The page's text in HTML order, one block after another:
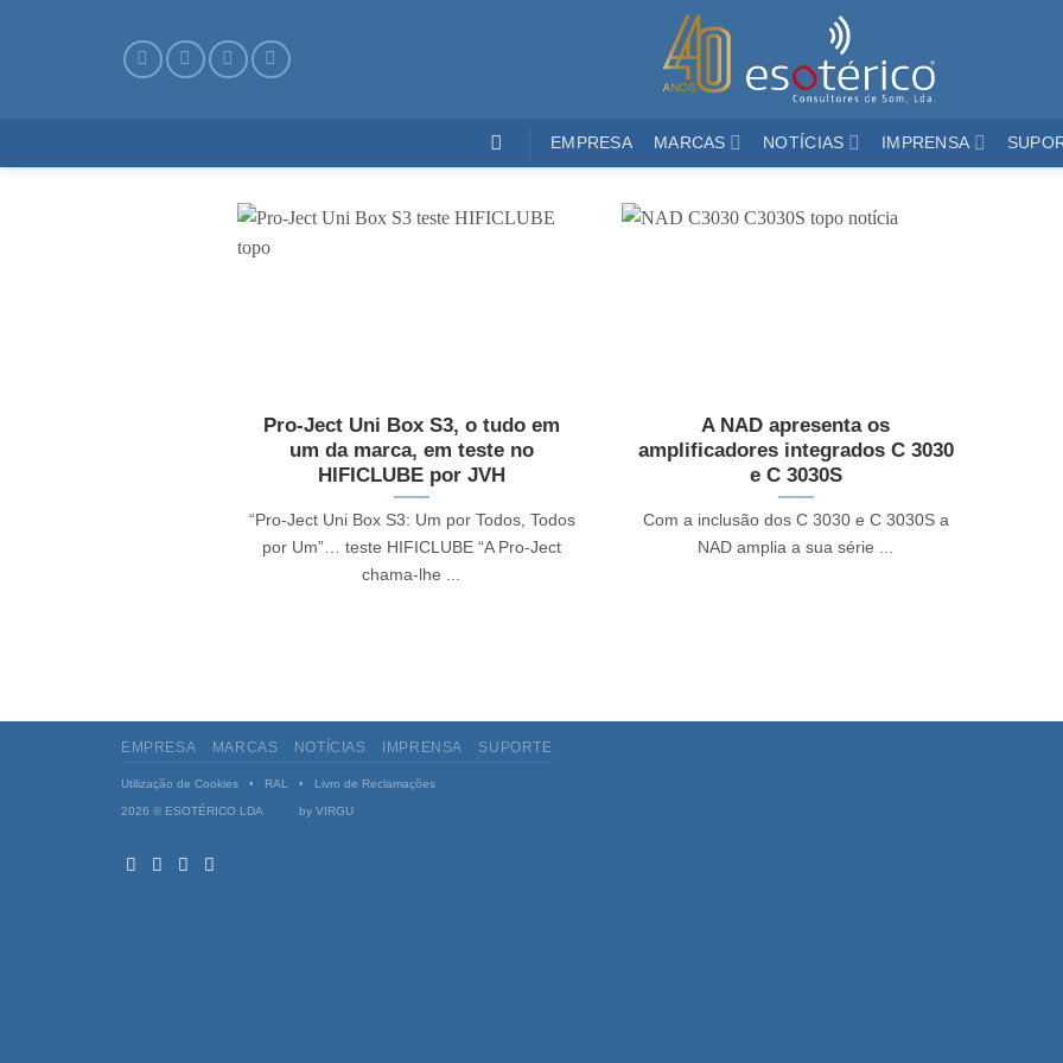
EMPRESA MARCAS NOTÍCIAS IMPRENSA
Pro-Ject Uni Box S3, o tudo em
um da marca, em teste no
HIFICLUBE por JVH
“Pro-Ject Uni Box S3: Um por Todos, Todos
por Um”… teste HIFICLUBE “A Pro-Ject
chama-lhe ...
A NAD apresenta os
amplificadores integrados C 3030
e C 3030S
Com a inclusão dos C 3030 e C 3030S a
NAD amplia a sua série ...
EMPRESA MARCAS NOTÍCIAS IMPRENSA SUPORTE
Utilização de Cookies • RAL • Livro de Reclamações
2026 © ESOTÉRICO LDA by VIRGU